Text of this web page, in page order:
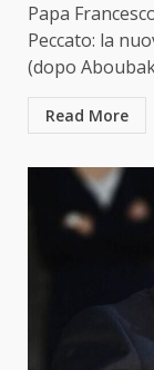
Papa
Peccato: la
(dopo
Read More